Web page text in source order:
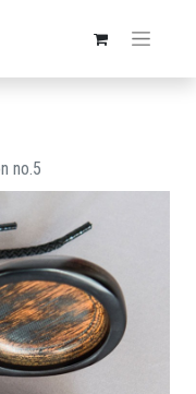
no.5